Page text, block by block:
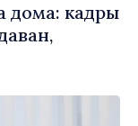
кадры